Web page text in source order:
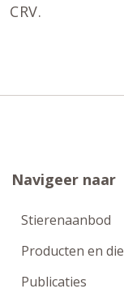
CRV.
Navigeer naar
Stierenaanbod
Producten en
Publicaties